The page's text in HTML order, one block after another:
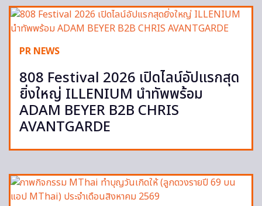
PR NEWS
808 Festival 2026 เปิดไลน์อัปแรกสุด
ยิ่งใหญ่ ILLENIUM นำทัพพร้อม
ADAM BEYER B2B CHRIS
AVANTGARDE